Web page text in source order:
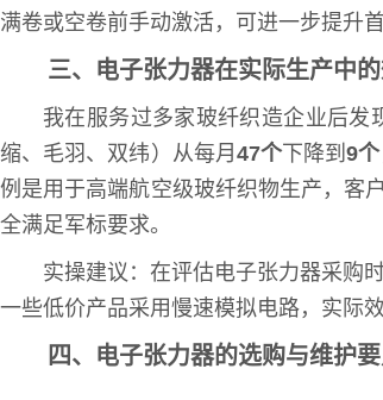
满卷或空卷前手动激活，可进一步提升
三、电子张力器在实际生产中
我在服务过多家玻纤织造企业后发
缩、毛羽、双纬）从每月 47个下降到9个
例是用于高端航空级玻纤织物生产，客
全满足军标要求。
实操建议：在评估电子张力器采购
一些低价产品采用慢速模拟电路，实际
四、电子张力器的选购与维护